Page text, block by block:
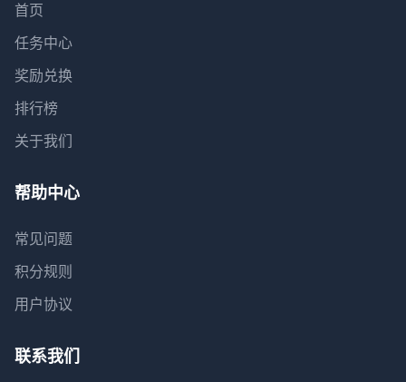
首页
任务中心
奖励兑换
排行榜
关于我们
帮助中心
常见问题
积分规则
用户协议
联系我们